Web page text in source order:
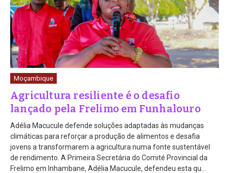
Moçambique
Agricultura resiliente é o desafio
lançado pela Frelimo em Funhalouro
Adélia Macucule defende soluções adaptadas às mudanças
climáticas para reforçar a produção de alimentos e desafia
jovens a transformarem a agricultura numa fonte sustentável
de rendimento. A Primeira Secretária do Comité Provincial da
Frelimo em Inhambane, Adélia Macucule, defendeu esta qu...